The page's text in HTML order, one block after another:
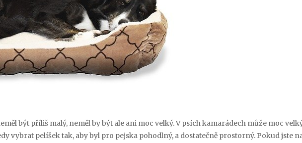
být příliš malý, neměl by být ale ani moc velký. V psích kamarádech může moc
vybrat pelíšek tak, aby byl pro pejska pohodlný, a dostatečně prostorný. Pokud jste